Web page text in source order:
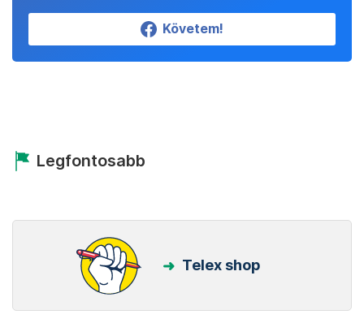
Követem!
Legfontosabb
Telex shop